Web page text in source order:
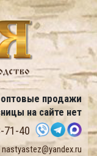
продажи
на сайте нет
71-40
nastyastez@yandex.ru